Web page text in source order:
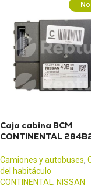
Caja cabina BCM
CONTINENTAL
Maxity
Camiones y autobuses,
del habitáculo
CONTINENTAL, NISSAN